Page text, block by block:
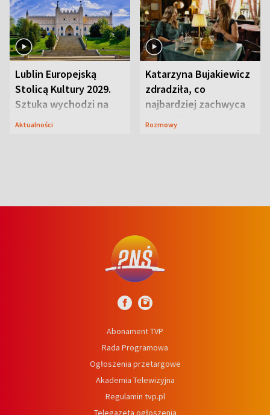
Lublin Europejską
Stolicą Kultury 2029.
Sztuka wychodzi na
ulice
Aktualności
Katarzyna Bujakiewicz
zdradziła, co
najbardziej zachwyca
ją w Lublinie
Rozmowy
Abonament TVP
Rada Programowa
Ogłoszenia przetargowe
Akademia Telewizyjna
Regulamin tvp.pl
Telegazeta ogłoszenia